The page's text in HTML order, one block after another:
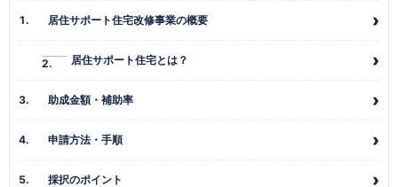
居住サポート住宅改修事業の概要
居住サポート住宅とは？
助成金額・補助率
申請方法・手順
採択のポイント